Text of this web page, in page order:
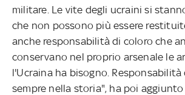
militare. Le vite degli ucraini si
che non possono più essere
anche responsabilità di coloro che
conservano nel proprio arsenale le
l'Ucraina ha bisogno. Responsabilità
sempre nella storia", ha poi aggiunto